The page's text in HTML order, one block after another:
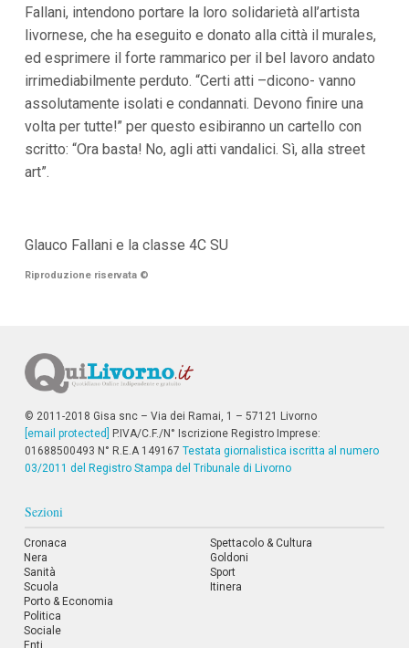
e
n
P
r
n
c
p
a
i
n
o
Fallani, intendono portare la loro solidarietà all’artista
livornese, che ha eseguito e donato alla città il murales,
ed esprimere il forte rammarico per il bel lavoro andato
irrimediabilmente perduto. “Certi atti –dicono- vanno
assolutamente isolati e condannati. Devono finire una
volta per tutte!” per questo esibiranno un cartello con
scritto: “Ora basta! No, agli atti vandalici. Sì, alla street
art”.
Glauco Fallani e la classe 4C SU
Riproduzione riservata ©
© 2011-2018 Gisa snc – Via dei Ramai, 1 – 57121 Livorno
[email protected]
P.IVA/C.F./N° Iscrizione Registro Imprese:
01688500493 N° R.E.A 149167 Testata giornalistica iscritta al numero
03/2011 del Registro Stampa del Tribunale di Livorno
Sezioni
Cronaca
Nera
Sanità
Scuola
Porto & Economia
Politica
Sociale
Spettacolo & Cultura
Goldoni
Sport
Itinera